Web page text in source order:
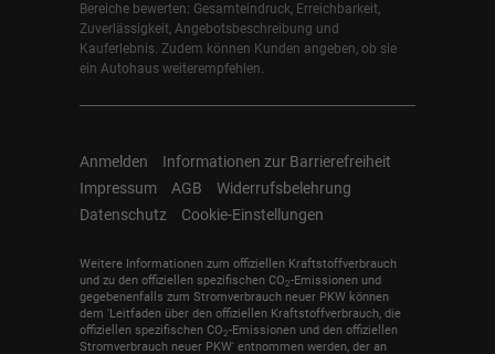
Bereiche bewerten: Gesamteindruck, Erreichbarkeit,
Zuverlässigkeit, Angebotsbeschreibung und
Kauferlebnis. Zudem können Kunden angeben, ob sie
ein Autohaus weiterempfehlen.
Anmelden
Informationen zur Barrierefreiheit
Impressum
AGB
Widerrufsbelehrung
Datenschutz
Cookie-Einstellungen
Weitere Informationen zum offiziellen Kraftstoffverbrauch
und zu den offiziellen spezifischen CO2-Emissionen und
gegebenenfalls zum Stromverbrauch neuer PKW können
dem 'Leitfaden über den offiziellen Kraftstoffverbrauch, die
offiziellen spezifischen CO2-Emissionen und den offiziellen
Stromverbrauch neuer PKW' entnommen werden, der an